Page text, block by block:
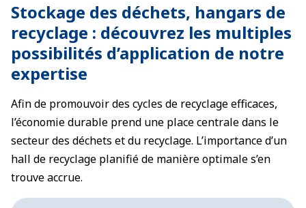
Stockage des déchets, hangars de
recyclage : découvrez les multiples
possibilités d’application de notre
expertise
Afin de promouvoir des cycles de recyclage efficaces,
l’économie durable prend une place centrale dans le
secteur des déchets et du recyclage. L’importance d’un
hall de recyclage planifié de manière optimale s’en
trouve accrue.